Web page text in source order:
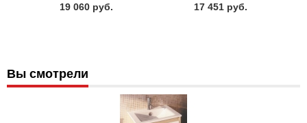
19 060 руб.
17 451 руб.
Вы смотрели